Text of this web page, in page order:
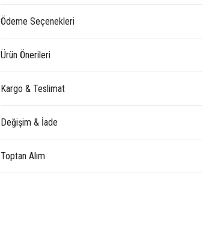
Ödeme Seçenekleri
Ürün Önerileri
Kargo & Teslimat
Değişim & İade
Toptan Alım